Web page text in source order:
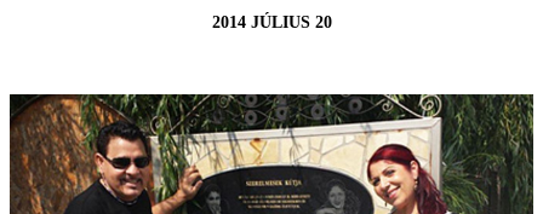
2014 JÚLIUS 20